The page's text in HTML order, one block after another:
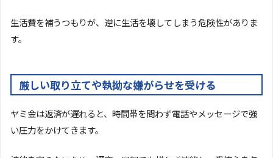
生活費を補うつもりが、逆に生活を壊してしまう危険性がありま
す。
厳しい取り立てや執拗な嫌がらせを受ける
ヤミ金は返済が遅れると、時間帯を問わず電話やメッセージで強
い圧力をかけてきます。